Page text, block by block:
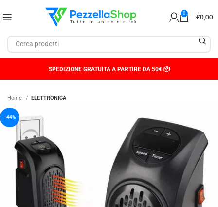
0 €0,00
SPEDIZIONE GRATUITA A PARTIRE DA 50€ 📦
Home ELETTRONICA
-44%